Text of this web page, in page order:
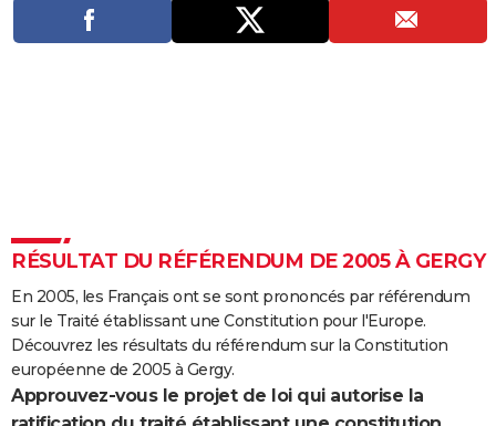
Destinations
Voyage nature
Voyage de noces
Dictionnaire
Biographies
Citations
Expressions
Proverbes
PROGRAMME TV
COPAINS D'AVANT
S'inscrire
Se connecter
Lycées
Collèges
Primaires
Universités
Entreprises
Service militaire
Avis de recherche
AVIS DE DÉCÈS
FORUM
RÉSULTAT DU RÉFÉRENDUM DE 2005 À GERGY
En 2005, les Français ont se sont prononcés par référendum
sur le Traité établissant une Constitution pour l'Europe.
Découvrez les résultats du référendum sur la Constitution
européenne de 2005 à Gergy.
Approuvez-vous le projet de loi qui autorise la